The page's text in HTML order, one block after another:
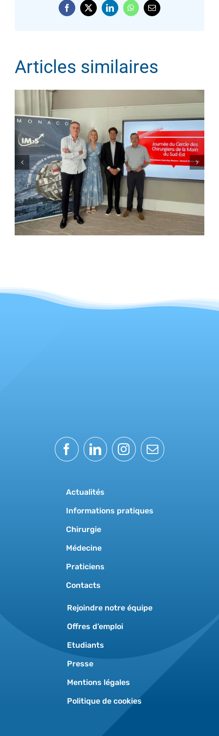
Facebook
X LinkedInWhatsApp
Email
Articles similaires
RÉUNION DU CERCLE DES
CHIRURGIENS DE LA MAIN DU
Actualités
Informations pratiques
Chirurgie
Médecine
Praticiens
Contacts
Rejoindre notre équipe
Offres d’emploi
Etudiants
Presse
Mentions légales
Politique de cookies